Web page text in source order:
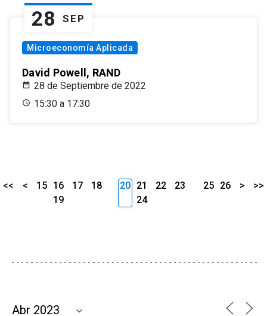
28 SEP
Microeconomía Aplicada
David Powell, RAND
28 de Septiembre de 2022
15:30 a 17:30
<< < 15 16 17
18
19
20 21 22
23
24
25 26 > >>